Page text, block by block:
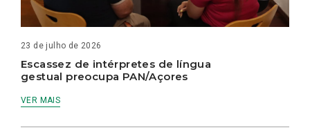
23 de julho de 2026
Escassez de intérpretes de língua
gestual preocupa PAN/Açores
VER MAIS